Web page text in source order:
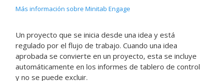
Más información sobre Minitab Engage
Un proyecto que se inicia desde una idea y está
regulado por el flujo de trabajo. Cuando una idea
aprobada se convierte en un proyecto, esta se incluye
automáticamente en los informes de tablero de control
y no se puede excluir.